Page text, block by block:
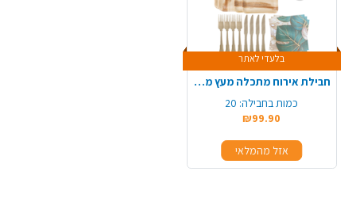
בלעדי לאתר
חבילת אירוח מתכלה מעץ מרובע ל-20 סועדים
כמות בחבילה: 20
₪99.90
אזל מהמלאי